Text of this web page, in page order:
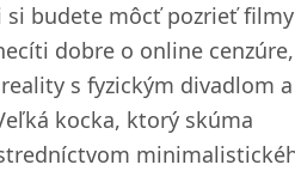
si budete môcť pozrieť
dobre o online
s fyzickým divadlom a
kocka, ktorý skúma